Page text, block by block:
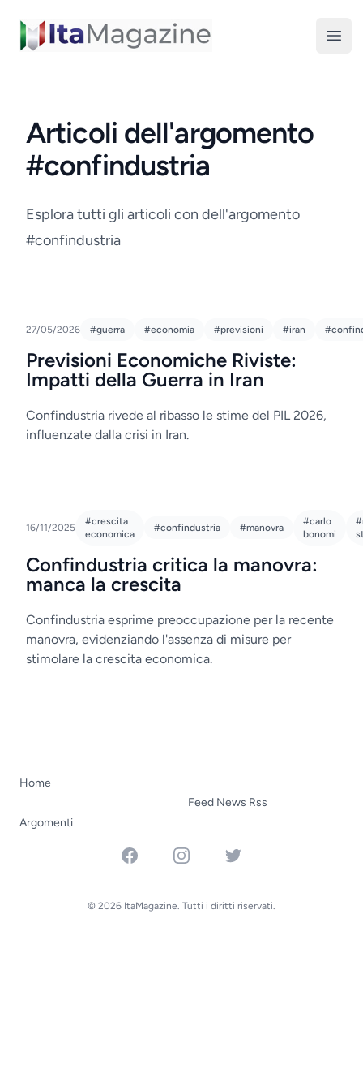
ItaMagazine
Articoli dell'argomento
#confindustria
Esplora tutti gli articoli con dell'argomento
#confindustria
27/05/2026 #guerra #economia #previsioni #iran
Previsioni Economiche Riviste:
Impatti della Guerra in Iran
Confindustria rivede al ribasso le stime del PIL 2026,
influenzate dalla crisi in Iran.
16/11/2025
#crescita
economica
#confindustria #manovra
#carlo
bonomi
Confindustria critica la manovra:
manca la crescita
Confindustria esprime preoccupazione per la recente
manovra, evidenziando l'assenza di misure per
stimolare la crescita economica.
Home
Argomenti
Feed News Rss
FacebookInstagramTwitter
© 2026 ItaMagazine. Tutti i diritti riservati.